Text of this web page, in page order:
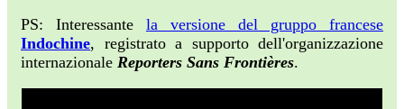
PS: Interessante la versione del gruppo francese
Indochine, registrato a supporto dell'organizzazione
internazionale Reporters Sans Frontières.